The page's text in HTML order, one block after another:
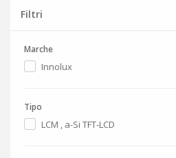
Filtri
Marche
Innolux
Tipo
LCM , a-Si TFT-LCD